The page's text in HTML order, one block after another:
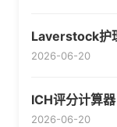
Laverstock护
2026-06-20
ICH评分计算
2026-06-20